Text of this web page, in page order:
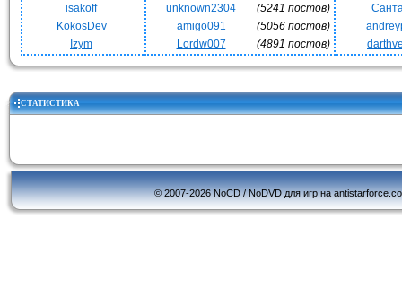
isakoff
KokosDev
Izym
unknown2304
(5241 постов)
amigo091
(5056 постов)
Lordw007
(4891 постов)
СТАТИСТИКА
© 2007-2026 NoCD / NoDVD для игр на